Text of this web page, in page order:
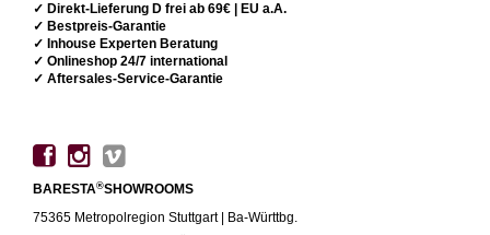
✓ Direkt-Lieferung D frei ab 69€ | EU a.A.
✓ Bestpreis-Garantie
✓ Inhouse Experten Beratung
✓ Onlineshop 24/7 international
✓ Aftersales-Service-Garantie
BARESTA®SHOWROOMS
75365 Metropolregion Stuttgart | Ba-Württbg.